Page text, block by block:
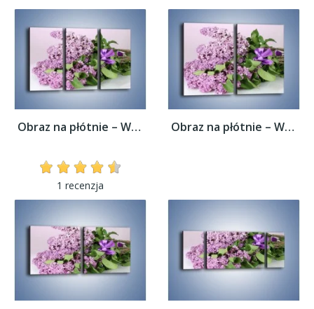
Obraz na płótnie – Wiązanka z bzem –...
1 recenzja
Obraz na płótnie – Wiązanka z bzem –...